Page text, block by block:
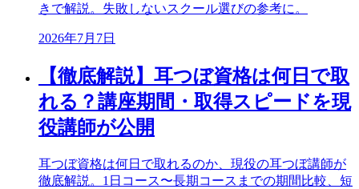
きで解説。失敗しないスクール選びの参考に。
2026年7月7日
【徹底解説】耳つぼ資格は何日で取
れる？講座期間・取得スピードを現
役講師が公開
耳つぼ資格は何日で取れるのか、現役の耳つぼ講師が
徹底解説。1日コース〜長期コースまでの期間比較、短